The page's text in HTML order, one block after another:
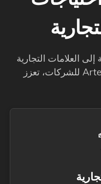
العلامات التجارية